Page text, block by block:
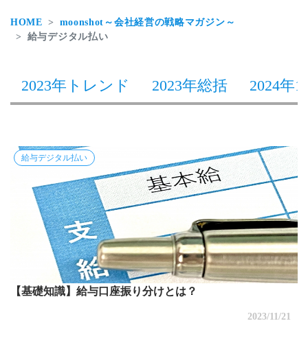
HOME
moonshot～会社経営の戦略マガジン～
給与デジタル払い
2023年トレンド 2023年総括 2024年1
給与デジタル払い
【基礎知識】給与口座振り分けとは？
2023/11/21